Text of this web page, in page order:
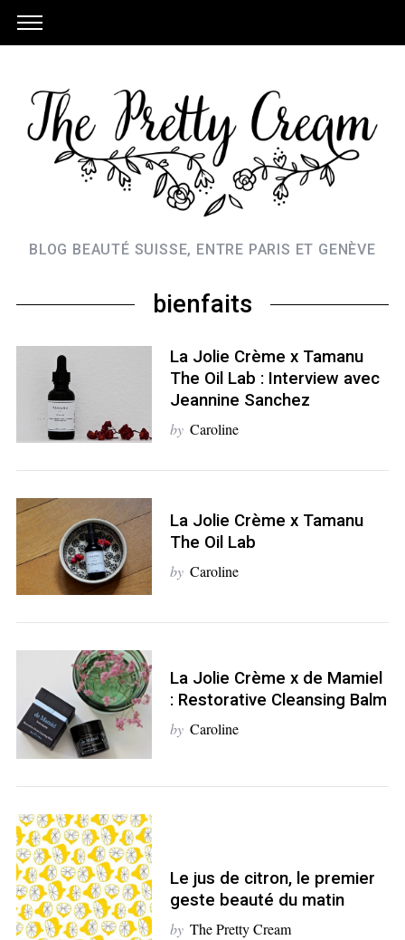
BLOG BEAUTÉ SUISSE, ENTRE PARIS ET GENÈVE
bienfaits
La Jolie Crème x Tamanu
The Oil Lab : Interview avec
Jeannine Sanchez
by Caroline
La Jolie Crème x Tamanu
The Oil Lab
by Caroline
La Jolie Crème x de Mamiel
: Restorative Cleansing Balm
by Caroline
Le jus de citron, le premier
geste beauté du matin
by The Pretty Cream
S
e
a
r
c